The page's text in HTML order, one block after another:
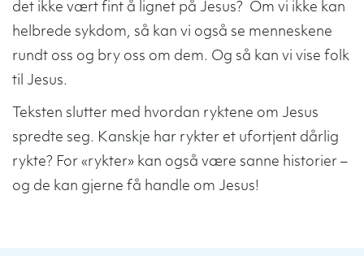
det ikke vært fint å lignet på Jesus? Om vi ikke kan
helbrede sykdom, så kan vi også se menneskene
rundt oss og bry oss om dem. Og så kan vi vise folk
til Jesus.
Teksten slutter med hvordan ryktene om Jesus
spredte seg. Kanskje har rykter et ufortjent dårlig
rykte? For «rykter» kan også være sanne historier –
og de kan gjerne få handle om Jesus!